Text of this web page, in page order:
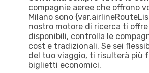
compagnie aeree che offrono
Milano sono
nostro motore di ricerca ti
disponibili, controlla le
cost e tradizionali. Se sei
del tuo viaggio, ti risulterà più
biglietti economici.